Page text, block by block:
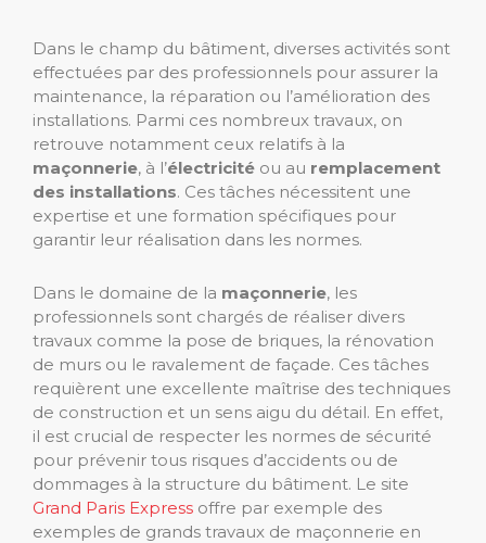
Dans le champ du bâtiment, diverses activités sont
effectuées par des professionnels pour assurer la
maintenance, la réparation ou l’amélioration des
installations. Parmi ces nombreux travaux, on
retrouve notamment ceux relatifs à la
maçonnerie, à l’électricité ou au remplacement
des installations. Ces tâches nécessitent une
expertise et une formation spécifiques pour
garantir leur réalisation dans les normes.
Dans le domaine de la maçonnerie, les
professionnels sont chargés de réaliser divers
travaux comme la pose de briques, la rénovation
de murs ou le ravalement de façade. Ces tâches
requièrent une excellente maîtrise des techniques
de construction et un sens aigu du détail. En effet,
il est crucial de respecter les normes de sécurité
pour prévenir tous risques d’accidents ou de
dommages à la structure du bâtiment. Le site
Grand Paris Express offre par exemple des
exemples de grands travaux de maçonnerie en